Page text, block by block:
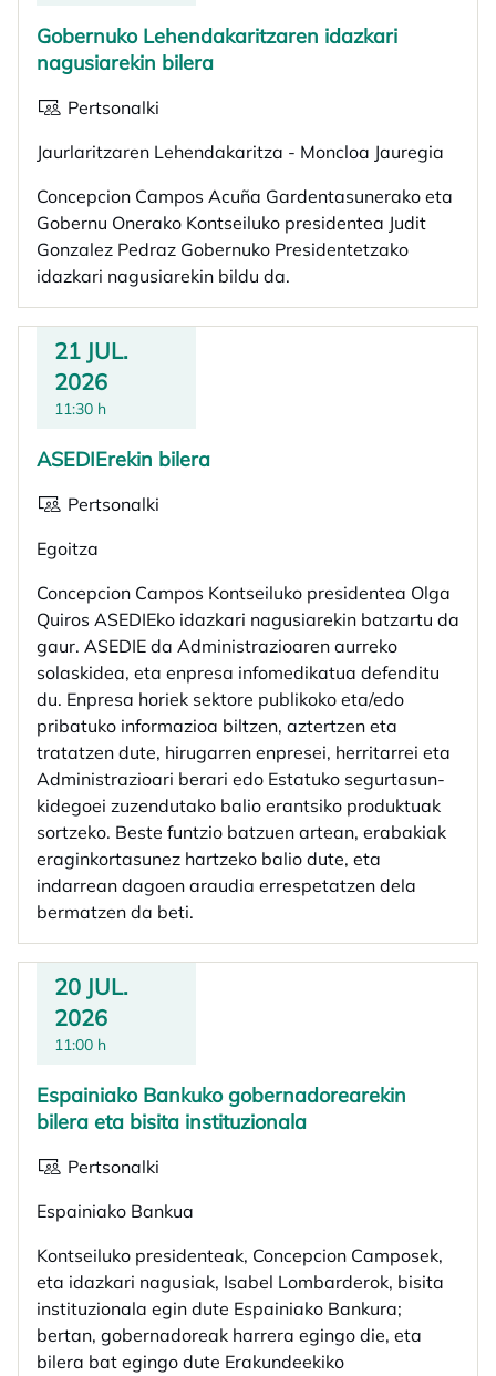
Gobernuko Lehendakaritzaren idazkari
nagusiarekin bilera
Pertsonalki
Jaurlaritzaren Lehendakaritza - Moncloa Jauregia
Concepcion Campos Acuña Gardentasunerako eta
Gobernu Onerako Kontseiluko presidentea Judit
Gonzalez Pedraz Gobernuko Presidentetzako
idazkari nagusiarekin bildu da.
21 JUL.
2026
11:30 h
ASEDIErekin bilera
Pertsonalki
Egoitza
Concepcion Campos Kontseiluko presidentea Olga
Quiros ASEDIEko idazkari nagusiarekin batzartu da
gaur. ASEDIE da Administrazioaren aurreko
solaskidea, eta enpresa infomedikatua defenditu
du. Enpresa horiek sektore publikoko eta/edo
pribatuko informazioa biltzen, aztertzen eta
tratatzen dute, hirugarren enpresei, herritarrei eta
Administrazioari berari edo Estatuko segurtasun-
kidegoei zuzendutako balio erantsiko produktuak
sortzeko. Beste funtzio batzuen artean, erabakiak
eraginkortasunez hartzeko balio dute, eta
indarrean dagoen araudia errespetatzen dela
bermatzen da beti.
20 JUL.
2026
11:00 h
Espainiako Bankuko gobernadorearekin
bilera eta bisita instituzionala
Pertsonalki
Espainiako Bankua
Kontseiluko presidenteak, Concepcion Camposek,
eta idazkari nagusiak, Isabel Lombarderok, bisita
instituzionala egin dute Espainiako Bankura;
bertan, gobernadoreak harrera egingo die, eta
bilera bat egingo dute Erakundeekiko